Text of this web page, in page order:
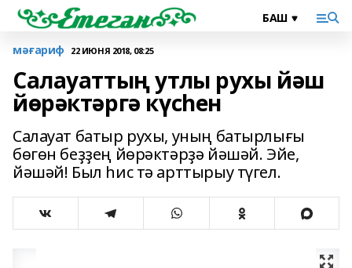
мәғариф 22 ИЮНЯ 2018, 08:25
Салауаттың утлы рухы йәш
йөрәктәргә күсһен
Салауат батыр рухы, уның батырлығы
бөгөн беҙҙең йөрәктәрҙә йәшәй. Эйе,
йәшәй! Был һис тә арттырыу түгел.